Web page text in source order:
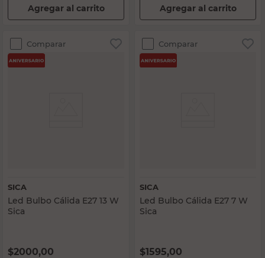
Agregar al carrito Agregar al carrito
Comparar
SICA
Led Bulbo Cálida E27 13 W
Sica
$2000,00
Comparar
SICA
Led Bulbo Cálida E27 7 W
Sica
$1595,00